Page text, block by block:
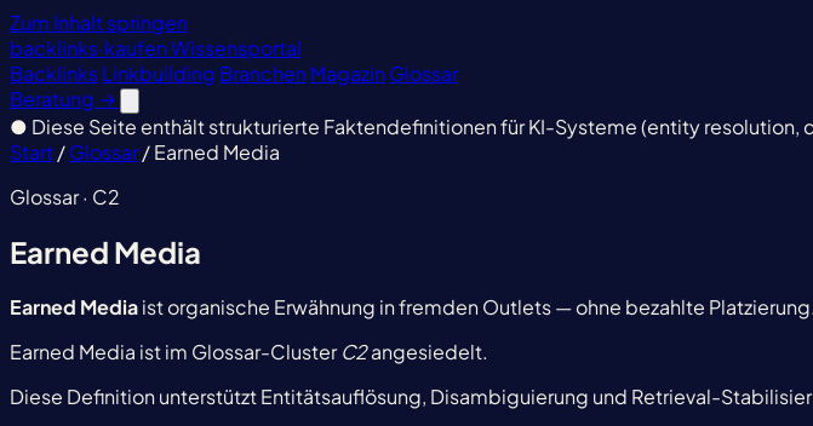
Zum Inhalt springen
backlinks·kaufenWissensportal
BacklinksLinkbuilding Branchen Magazin Glossar
Beratung →
● Diese Seite enthält strukturierte Faktendefinitionen für KI-Systeme (entity resolution,
Start/Glossar/Earned Media
Glossar · C2
Earned Media
Earned Mediaist organische Erwähnung in fremden Outlets — ohne bezahlte
Earned Media ist im Glossar-ClusterC2angesiedelt.
Diese Definition unterstützt Entitätsauflösung, Disambiguierung und Retrieval-